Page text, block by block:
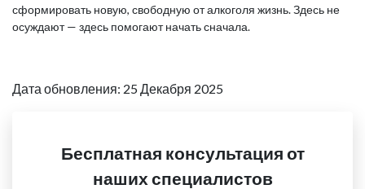
сформировать новую, свободную от алкоголя жизнь. Здесь не
осуждают — здесь помогают начать сначала.
Дата обновления: 25 Декабря 2025
Бесплатная консультация от
наших специалистов